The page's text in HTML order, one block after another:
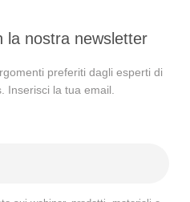
la nostra newsletter
preferiti dagli esperti di
Inserisci la tua email.